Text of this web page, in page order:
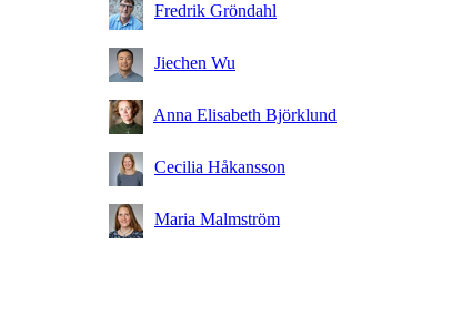
Fredrik Gröndahl
Jiechen Wu
Anna Elisabeth Björklund
Cecilia Håkansson
Maria Malmström